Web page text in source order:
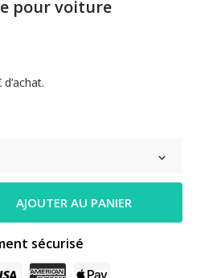
pour voiture
AJOUTER AU PANIER
sécurisé